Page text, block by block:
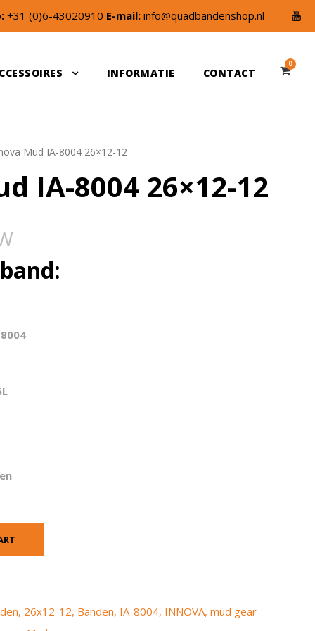
+31 (0)6-43020910 E-mail: info@quadbandenshop.nl
INFORMATIE CONTACT
0
Mud IA-8004 26×12-12
IA-8004 26×12-12
, 26x12-12, Banden, IA-8004, INNOVA,mud gear